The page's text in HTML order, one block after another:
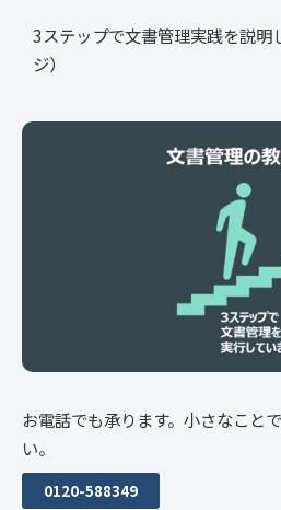
3ステップで文書管理実践を説明
ジ）
お電話でも承ります。小さなこと
い。
0120-588349